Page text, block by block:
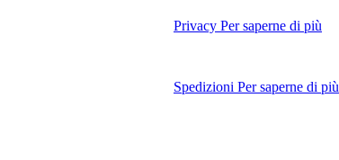
Privacy Per saperne di più
Spedizioni Per saperne di più